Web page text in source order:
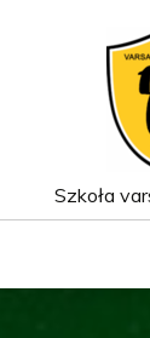
Szkoła